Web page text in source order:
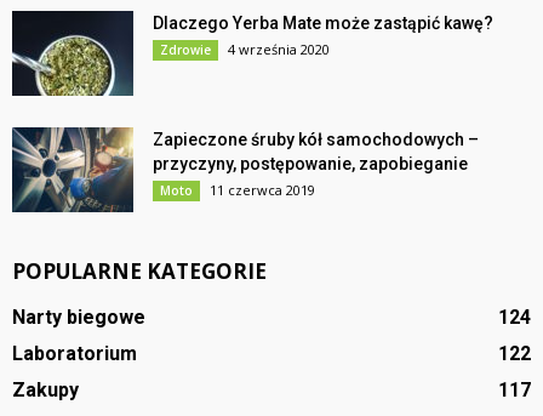
Dlaczego Yerba Mate może zastąpić kawę?
Zdrowie 4 września 2020
Zapieczone śruby kół samochodowych –
przyczyny, postępowanie, zapobieganie
Moto 11 czerwca 2019
POPULARNE KATEGORIE
Narty biegowe
124
Laboratorium
122
Zakupy
117